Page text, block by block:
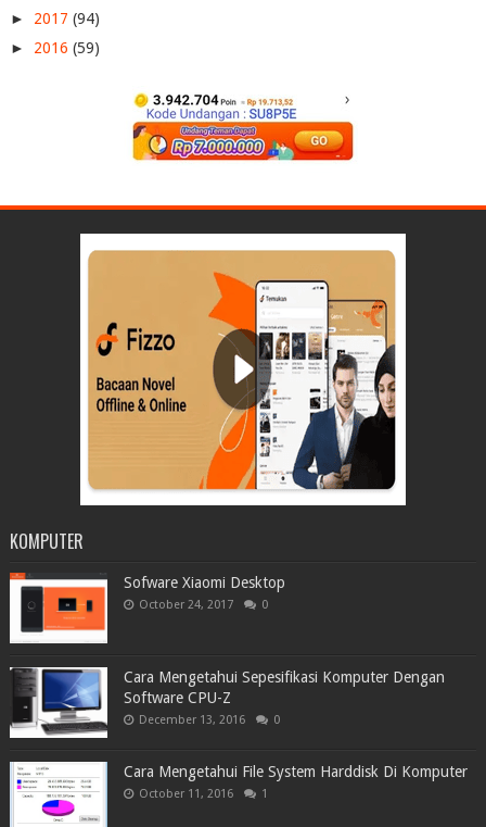
► 2017 (94)
► 2016 (59)
KOMPUTER
Sofware Xiaomi Desktop
October 24, 2017 0
Cara Mengetahui Sepesifikasi Komputer Dengan
Software CPU-Z
December 13, 2016 0
Cara Mengetahui File System Harddisk Di Komputer
October 11, 2016 1